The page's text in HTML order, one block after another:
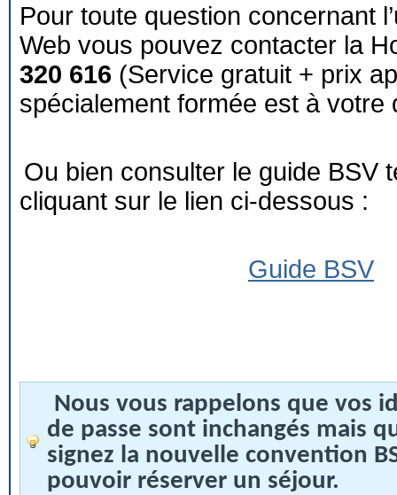
Pour toute question concernant
Web vous pouvez contacter la
320 616 (Service gratuit + prix
spécialement formée est à votre
Ou bien consulter le guide BSV
cliquant sur le lien ci-dessous :
Guide BSV
Nous vous rappelons que vos
de passe sont inchangés mais
signez la nouvelle convention
pouvoir réserver un séjour.